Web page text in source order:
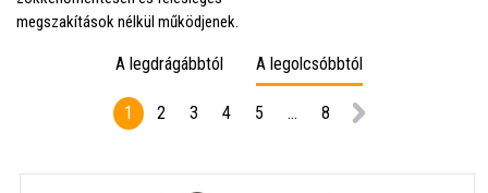
megszakítások nélkül működjenek.
A legdrágábbtól A legolcsóbbtól
1 2 3 4 5 ... 8